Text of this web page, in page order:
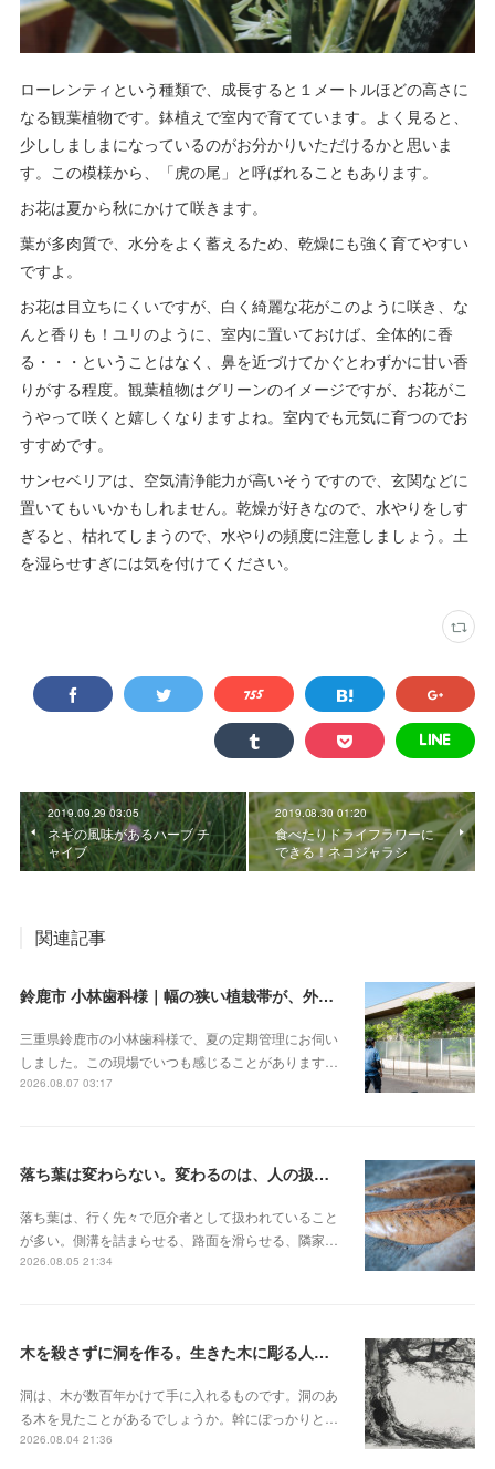
ローレンティという種類で、成長すると１メートルほどの高さに
なる観葉植物です。鉢植えで室内で育てています。よく見ると、
少ししましまになっているのがお分かりいただけるかと思いま
す。この模様から、「虎の尾」と呼ばれることもあります。
お花は夏から秋にかけて咲きます。
葉が多肉質で、水分をよく蓄えるため、乾燥にも強く育てやすい
ですよ。
お花は目立ちにくいですが、白く綺麗な花がこのように咲き、な
んと香りも！ユリのように、室内に置いておけば、全体的に香
る・・・ということはなく、鼻を近づけてかぐとわずかに甘い香
りがする程度。観葉植物はグリーンのイメージですが、お花がこ
うやって咲くと嬉しくなりますよね。室内でも元気に育つのでお
すすめです。
サンセベリアは、空気清浄能力が高いそうですので、玄関などに
置いてもいいかもしれません。乾燥が好きなので、水やりをしす
ぎると、枯れてしまうので、水やりの頻度に注意しましょう。土
を湿らせすぎには気を付けてください。
2019.09.29 03:05
ネギの風味があるハーブ チ
ャイブ
2019.08.30 01:20
食べたりドライフラワーに
できる！ネコジャラシ
関連記事
鈴鹿市 小林歯科様｜幅の狭い植栽帯が、外から見ると緑の壁になる
三重県鈴鹿市の小林歯科様で、夏の定期管理にお伺い
しました。この現場でいつも感じることがあります…
2026.08.07 03:17
落ち葉は変わらない。変わるのは、人の扱いのほう
落ち葉は、行く先々で厄介者として扱われていること
が多い。側溝を詰まらせる、路面を滑らせる、隣家…
2026.08.05 21:34
木を殺さずに洞を作る。生きた木に彫る人工樹洞とベテラナイゼーション
洞は、木が数百年かけて手に入れるものです。洞のあ
る木を見たことがあるでしょうか。幹にぽっかりと…
2026.08.04 21:36